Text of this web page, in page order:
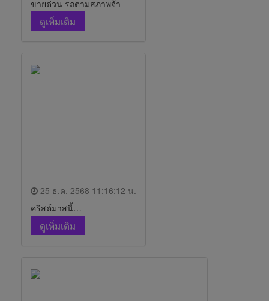
ขายด่วน รถตามสภาพจ้า
ดูเพิ่มเติม
25 ธ.ค. 2568 11:16:12 น.
คริสต์มาสนี้…
ดูเพิ่มเติม